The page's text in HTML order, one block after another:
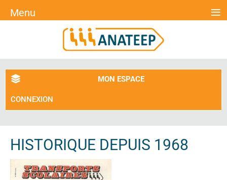
MON ESPACE
CONNEXION
HISTORIQUE DEPUIS 1968
Menu ≡